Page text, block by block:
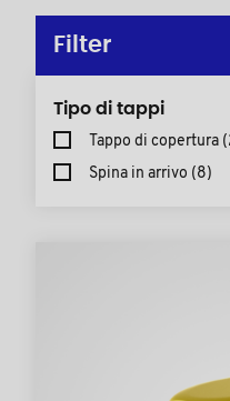
Filter
Tipo di tappi
Tappo di copertura
Spina in arrivo (8)